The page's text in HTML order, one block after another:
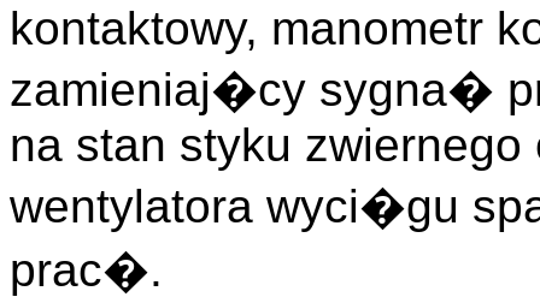
kontaktowy, manometr
zamieniaj�cy sygna�
na stan styku
wentylatora wyci�gu
prac�.